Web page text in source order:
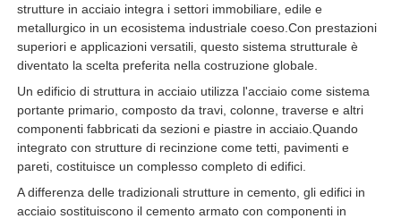
Fatory Tour
Contattaci
Richiedere un preventivo
strutture in acciaio integra i settori immobiliare, edile e
metallurgico in un ecosistema industriale coeso.Con prestazioni
superiori e applicazioni versatili, questo sistema strutturale è
diventato la scelta preferita nella costruzione globale.
Un edificio di struttura in acciaio utilizza l'acciaio come sistema
portante primario, composto da travi, colonne, traverse e altri
componenti fabbricati da sezioni e piastre in acciaio.Quando
integrato con strutture di recinzione come tetti, pavimenti e
pareti, costituisce un complesso completo di edifici.
A differenza delle tradizionali strutture in cemento, gli edifici in
acciaio sostituiscono il cemento armato con componenti in